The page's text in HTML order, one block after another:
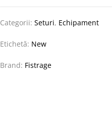
Categorii:Seturi, Echipament
Etichetă: New
Brand: Fistrage